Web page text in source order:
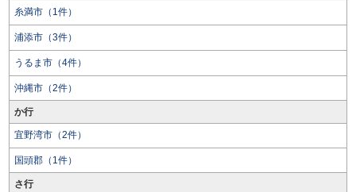
糸満市（1件）
浦添市（3件）
うるま市（4件）
沖縄市（2件）
か行
宜野湾市（2件）
国頭郡（1件）
さ行